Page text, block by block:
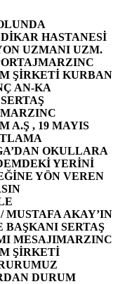
HASTANESİ
UZMANI UZM.
MARZINC
ŞİRKETİ KURBAN
AN-KA
MARZINC
A.Ş , 19 MAYIS
OKULLARA
YERİNİ
YÖN VEREN
MUSTAFA AKAY’IN
SERTAŞ
MESAJIMARZINC
ŞİRKETİ
DURUM